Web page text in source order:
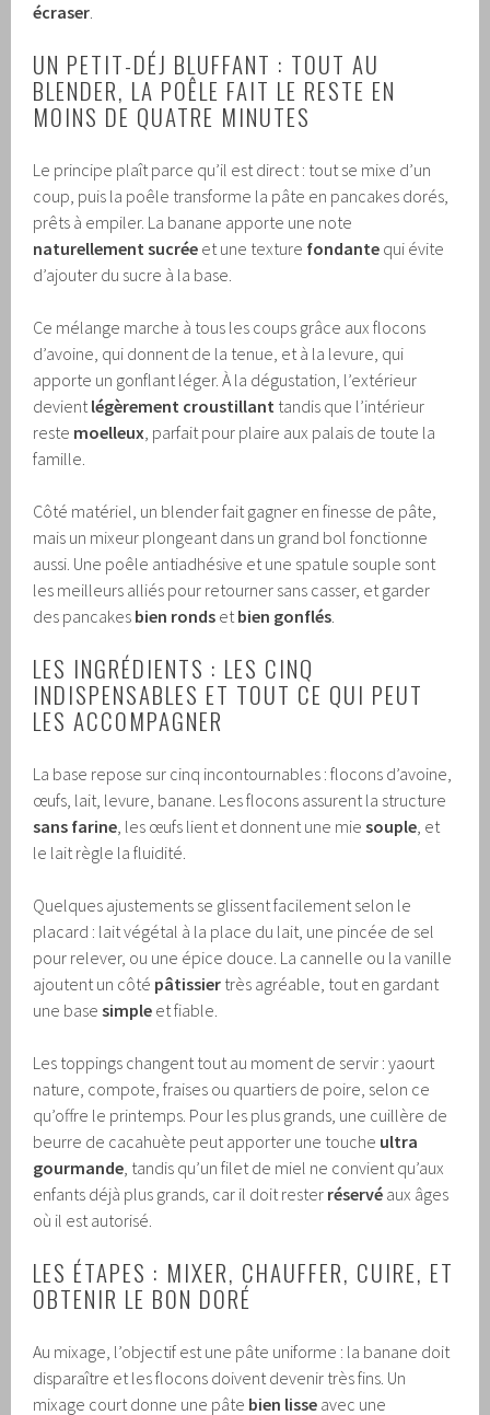
écraser.
UN PETIT-DÉJ BLUFFANT : TOUT AU
BLENDER, LA POÊLE FAIT LE RESTE EN
MOINS DE QUATRE MINUTES
Le principe plaît parce qu’il est direct : tout se mixe d’un
coup, puis la poêle transforme la pâte en pancakes dorés,
prêts à empiler. La banane apporte une note
naturellement sucrée et une texture fondante qui évite
d’ajouter du sucre à la base.
Ce mélange marche à tous les coups grâce aux flocons
d’avoine, qui donnent de la tenue, et à la levure, qui
apporte un gonflant léger. À la dégustation, l’extérieur
devientlégèrement croustillant tandis que l’intérieur
reste moelleux, parfait pour plaire aux palais de toute la
famille.
Côté matériel, un blender fait gagner en finesse de pâte,
mais un mixeur plongeant dans un grand bol fonctionne
aussi. Une poêle antiadhésive et une spatule souple sont
les meilleurs alliés pour retourner sans casser, et garder
des pancakes bien ronds etbien gonflés.
LES INGRÉDIENTS : LES CINQ
INDISPENSABLES ET TOUT CE QUI PEUT
LES ACCOMPAGNER
La base repose sur cinq incontournables : flocons d’avoine,
œufs, lait, levure, banane. Les flocons assurent la structure
sans farine, les œufs lient et donnent une miesouple, et
le lait règle la fluidité.
Quelques ajustements se glissent facilement selon le
placard : lait végétal à la place du lait, une pincée de sel
pour relever, ou une épice douce. La cannelle ou la vanille
ajoutent un côté pâtissier très agréable, tout en gardant
une basesimple et fiable.
Les toppings changent tout au moment de servir : yaourt
nature, compote, fraises ou quartiers de poire, selon ce
qu’offre le printemps. Pour les plus grands, une cuillère de
beurre de cacahuète peut apporter une touche ultra
gourmande, tandis qu’un filet de miel ne convient qu’aux
enfants déjà plus grands, car il doit rester réservé aux âges
où il est autorisé.
LES ÉTAPES : MIXER, CHAUFFER, CUIRE, ET
OBTENIR LE BON DORÉ
Au mixage, l’objectif est une pâte uniforme : la banane doit
disparaître et les flocons doivent devenir très fins. Un
mixage court donne une pâte bien lisse avec une